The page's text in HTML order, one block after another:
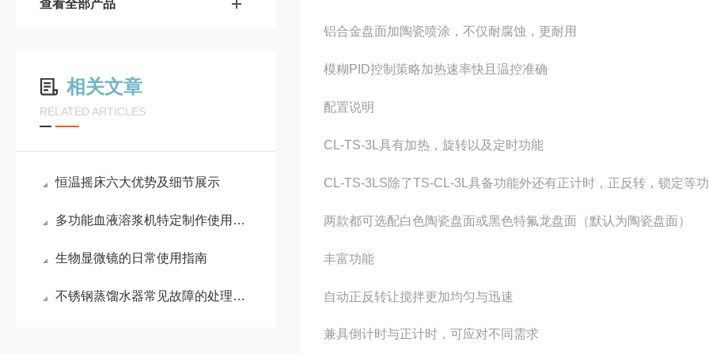
查看全部产品
相关文章
RELATED ARTICLES
恒温摇床六大优势及细节展示
多功能血液溶浆机特定制作使用条件
生物显微镜的日常使用指南
不锈钢蒸馏水器常见故障的处理方法
铝合金盘面加陶瓷喷涂，不仅耐腐蚀，更耐用
模糊 PID控制策略加热速率快且温控准确
配置说明
CL-TS-3L 具有加热，旋转以及定时功能
CL-TS-3LS除了TS-CL-3L 具备功能外还有正计时，正反转，锁定等
两款都可选配白色陶瓷盘面或黑色特氟龙盘面 （默认为陶瓷盘面）
丰富功能
自动正反转让搅拌更加均匀与迅速
兼具倒计时与正计时，可应对不同需求